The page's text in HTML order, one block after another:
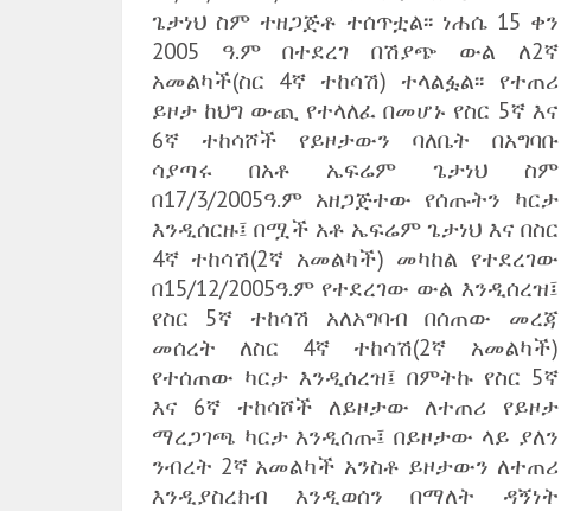
ጌታነህ ስም ተዘጋጅቶ ተሰጥቷል፡፡ ነሐሴ 15 ቀን
2005 ዓ.ም በተደረገ በሽያጭ ውል ለ2ኛ
አመልካች(ስር 4ኛ ተከሳሽ) ተላልፏል፡፡ የተጠሪ
ይዞታ ከህግ ውጪ የተላለፈ በመሆኑ የስር 5ኛ እና
6ኛ ተከሳሾች የይዞታውን ባለቤት በአግባቡ
ሳያጣሩ በአቶ ኤፍሬም ጌታነህ ስም
በ17/3/2005ዓ.ም አዘጋጅተው የሰጡትን ካርታ
እንዲሰርዙ፤ በሟች አቶ ኤፍሬም ጌታነህ እና በስር
4ኛ ተከሳሽ(2ኛ አመልካች) መካከል የተደረገው
በ15/12/2005ዓ.ም የተደረገው ውል እንዲሰረዝ፤
የስር 5ኛ ተከሳሽ አለአግባብ በሰጠው መረጃ
መሰረት ለስር 4ኛ ተከሳሽ(2ኛ አመልካች)
የተሰጠው ካርታ እንዲሰረዝ፤ በምትኩ የስር 5ኛ
እና 6ኛ ተከሳሾች ለይዞታው ለተጠሪ የይዞታ
ማረጋገጫ ካርታ እንዲሰጡ፤ በይዞታው ላይ ያለን
ንብረት 2ኛ አመልካች አንስቶ ይዞታውን ለተጠሪ
እንዲያስረክብ እንዲወሰን በማለት ዳኝነት